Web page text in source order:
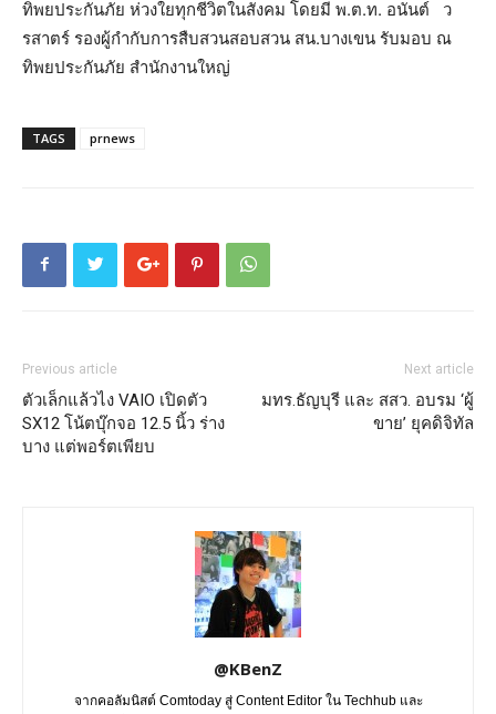
ทิพยประกันภัย ห่วงใยทุกชีวิตในสังคม โดยมี พ.ต.ท. อนันต์ ว
รสาตร์ รองผู้กำกับการสืบสวนสอบสวน สน.บางเขน รับมอบ ณ
ทิพยประกันภัย สำนักงานใหญ่
TAGS prnews
Previous article
ตัวเล็กแล้วไง VAIO เปิดตัว
SX12 โน้ตบุ๊กจอ 12.5 นิ้ว ร่าง
บาง แต่พอร์ตเพียบ
Next article
มทร.ธัญบุรี และ สสว. อบรม ‘ผู้
ขาย’ ยุคดิจิทัล
@KBenZ
จากคอลัมนิสต์ Comtoday สู่ Content Editor ใน Techhub และ